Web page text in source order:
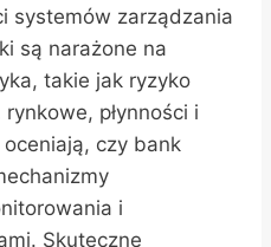
systemów zarządzania
są narażone na
takie jak ryzyko
płynności i
czy bank
i
Skuteczne